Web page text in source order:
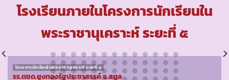
โรงเรียนภายในโครงการนักเรียนใน
พระราชานุเคราะห์ ระยะที่ ๕
โครงการนักเรียนในพระราชานุเคราะห์ ระยะที่ ๕
รร.ตชด.ยูงทองรัฐประชาสรรค์ จ.สตูล